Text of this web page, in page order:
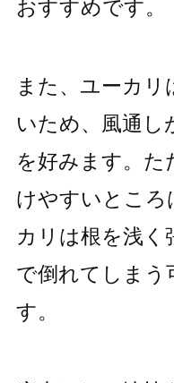
おすすめです。
また、ユーカリ
いため、風通し
を好みます。た
けやすいところ
カリは根を浅く
で倒れてしまう
す。